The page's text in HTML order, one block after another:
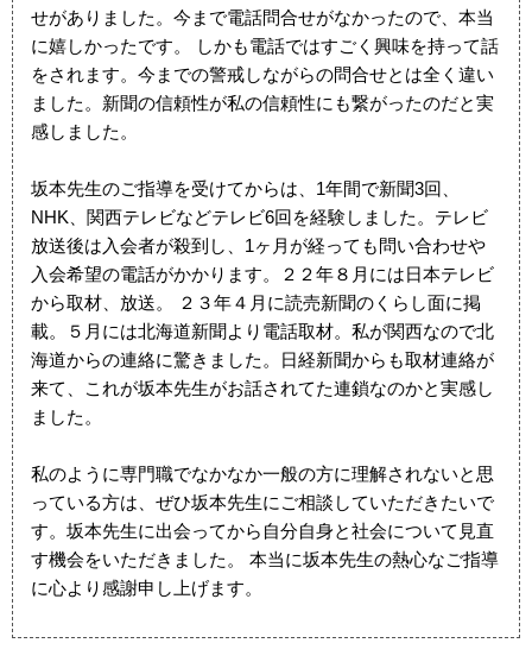
せがありました。今まで電話問合せがなかったので、本当
に嬉しかったです。 しかも電話ではすごく興味を持って話
をされます。今までの警戒しながらの問合せとは全く違い
ました。新聞の信頼性が私の信頼性にも繋がったのだと実
感しました。
坂本先生のご指導を受けてからは、1年間で新聞3回、
NHK、関西テレビなどテレビ6回を経験しました。テレビ
放送後は入会者が殺到し、1ヶ月が経っても問い合わせや
入会希望の電話がかかります。２２年８月には日本テレビ
から取材、放送。 ２３年４月に読売新聞のくらし面に掲
載。５月には北海道新聞より電話取材。私が関西なので北
海道からの連絡に驚きました。日経新聞からも取材連絡が
来て、これが坂本先生がお話されてた連鎖なのかと実感し
ました。
私のように専門職でなかなか一般の方に理解されないと思
っている方は、ぜひ坂本先生にご相談していただきたいで
す。坂本先生に出会ってから自分自身と社会について見直
す機会をいただきました。 本当に坂本先生の熱心なご指導
に心より感謝申し上げます。